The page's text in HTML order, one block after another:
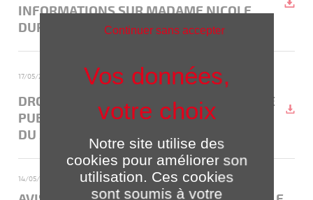
INFORMATIONS SUR MADAME NICOLE
DURIEUX
17/05/2021
- 03. Nombre total de droits de vote existants et nombre d’actions
composant le capital au jour de l'avis préalable
DROITS DE VOTE AU 14 MAI 2021 (DATE DE
PUBLICATION DE L'AVIS PRÉALABLE À L'AG
DU 22 JUIN 2021)
14/05/2021 - 01. Avis préalables
Notre site utilise des
cookies pour améliorer son
utilisation. Ces cookies
sont soumis à votre
Continuer sans accepter